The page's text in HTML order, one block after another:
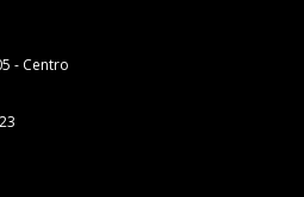
- Centro